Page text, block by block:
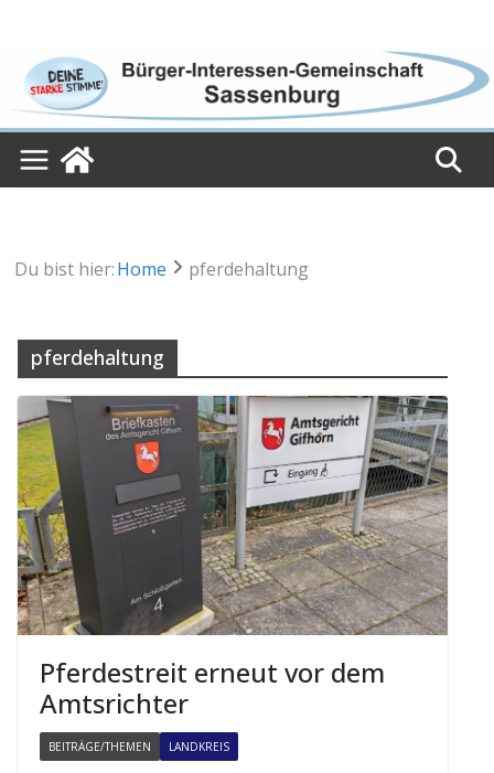
content
Du bist hier:Home pferdehaltung
pferdehaltung
Pfer­de­streit erneut vor dem
Amtsrichter
BEITRÄGE/THEMEN LANDKREIS